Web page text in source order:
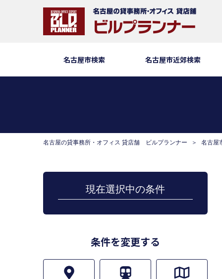
名古屋市検索 名古屋市近郊検索
名古屋の貸事務所・オフィス 貸店舗 ビルプランナー 名古屋
現在選択中の条件
条件を変更する